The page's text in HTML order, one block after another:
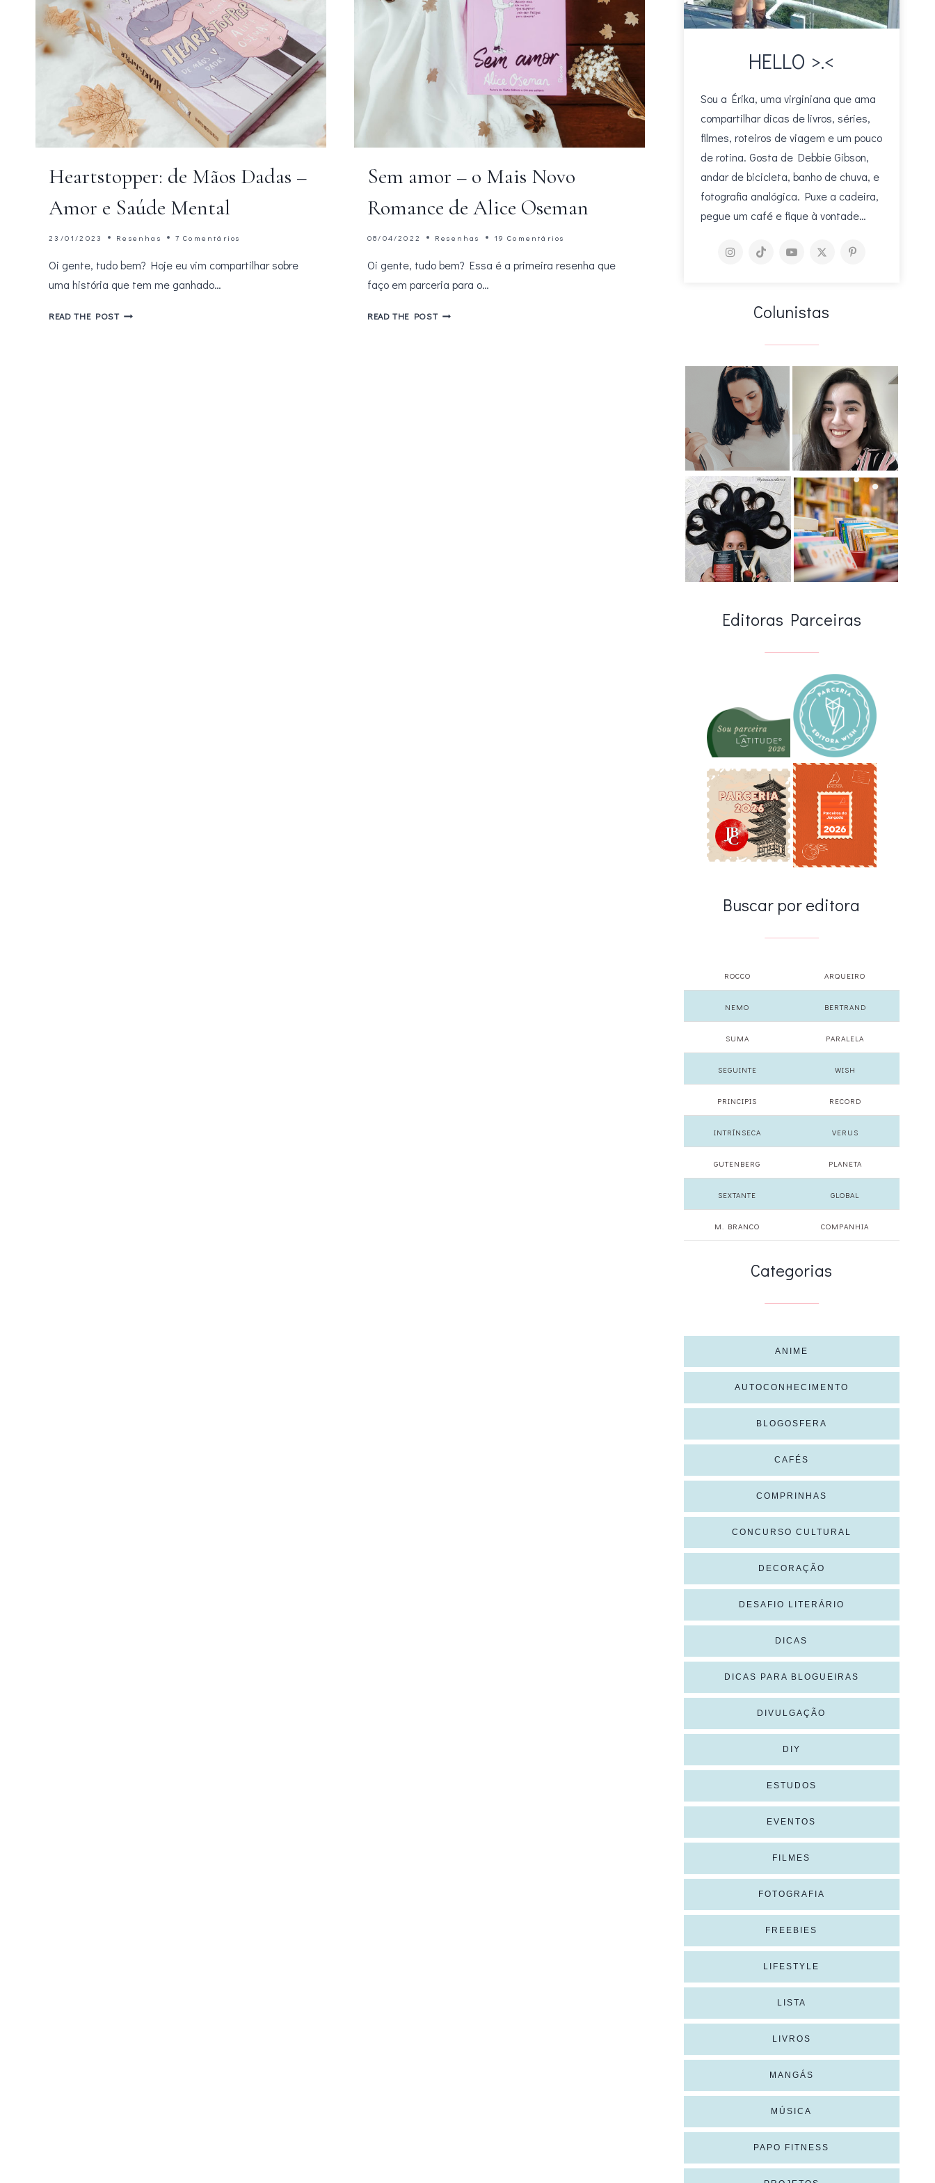
Heartstopper: de Mãos Dadas –
Amor e Saúde Mental
23/01/2023 Resenhas 7 Comentários
Oi gente, tudo bem? Hoje eu vim compartilhar sobre
uma história que tem me ganhado…
READ THE POSTHEARTSTOPPER:
Sem amor – o Mais Novo
Romance de Alice Oseman
08/04/2022 Resenhas 19 Comentários
Oi gente, tudo bem? Essa é a primeira resenha que
faço em parceria para o…
READ THE POSTSEM
HELLO >.<
Sou a Érika, uma virginiana que ama
compartilhar dicas de livros, séries,
filmes, roteiros de viagem e um pouco
de rotina. Gosta de Debbie Gibson,
andar de bicicleta, banho de chuva, e
fotografia analógica. Puxe a cadeira,
pegue um café e fique à vontade…
Colunistas
Editoras Parceiras
Buscar por editora
ROCCO ARQUEIRO
NEMO BERTRAND
SUMA PARALELA
SEGUINTE WISH
PRINCIPIS RECORD
INTRÍNSECA VERUS
GUTENBERG PLANETA
SEXTANTE GLOBAL
M. BRANCO COMPANHIA
Categorias
ANIME
AUTOCONHECIMENTO
BLOGOSFERA
CAFÉS
COMPRINHAS
CONCURSO CULTURAL
DECORAÇÃO
DESAFIO LITERÁRIO
DICAS
DICAS PARA BLOGUEIRAS
DIVULGAÇÃO
DIY
ESTUDOS
EVENTOS
FILMES
FOTOGRAFIA
FREEBIES
LIFESTYLE
LISTA
LIVROS
MANGÁS
MÚSICA
PAPO FITNESS